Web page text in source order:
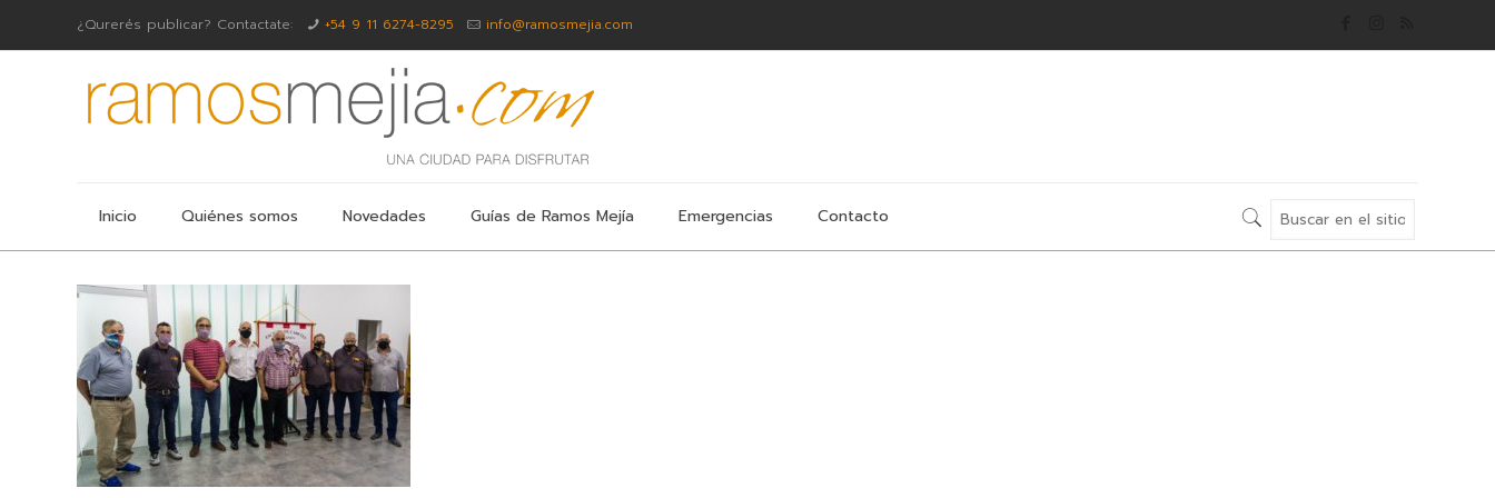
¿Qurerés publicar? Contactate: +54 9 11 6274-8295 info@ramosmejia.com
Inicio Quiénes somos Novedades Guías de Ramos Mejía Emergencias Contacto